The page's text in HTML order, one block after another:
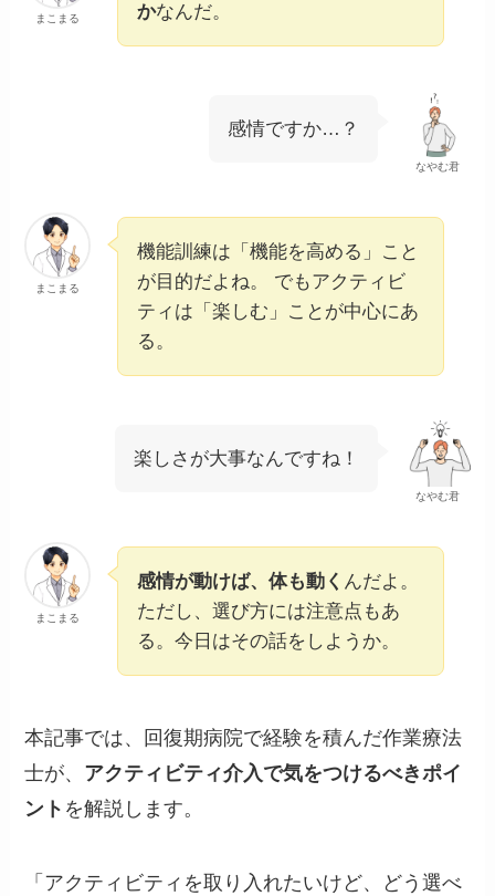
まこまる
かなんだ。
なやむ君
感情ですか…？
まこまる
機能訓練は「機能を高める」こと
が目的だよね。 でもアクティビ
ティは「楽しむ」ことが中心にあ
る。
なやむ君
楽しさが大事なんですね！
まこまる
感情が動けば、体も動く んだよ。
ただし、選び方には注意点もあ
る。今日はその話をしようか。
本記事では、回復期病院で経験を積んだ作業療法
士が、 アクティビティ介入で気をつけるべきポイ
ント を解説します。
「アクティビティを取り入れたいけど、どう選べ